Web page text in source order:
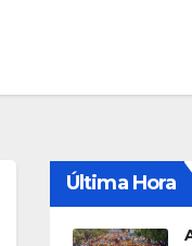
Última Hora